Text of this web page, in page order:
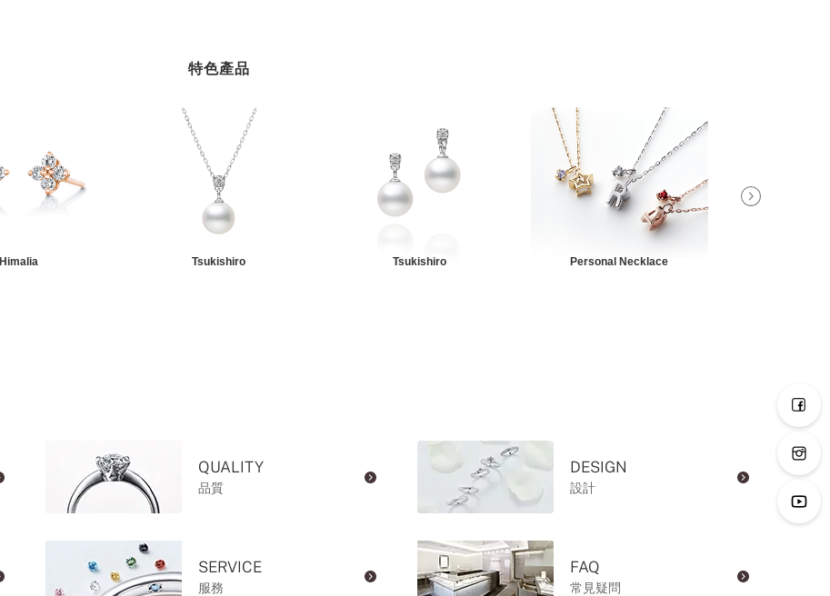
特色產品
Himalia Tsukishiro Tsukishiro Personal Necklace
QUALITY
品質
DESIGN
設計
SERVICE
服務
FAQ
常見疑問